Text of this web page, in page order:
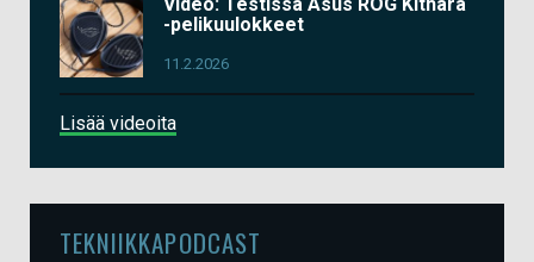
Video: Testissä Asus ROG Kithara
-pelikuulokkeet
11.2.2026
Lisää videoita
TEKNIIKKAPODCAST